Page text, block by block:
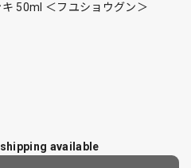
50ml ＜フユショウグン＞
available